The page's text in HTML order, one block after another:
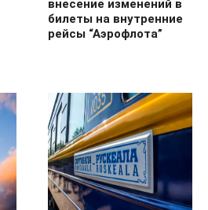
внесение изменений в
билеты на внутренние
рейсы “Аэрофлота”